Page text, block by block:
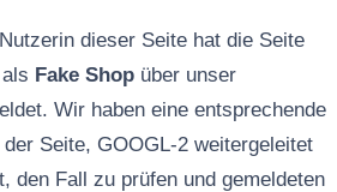
dieser Seite hat die Seite
Fake Shopüber unser
Wir haben eine entsprechende
Seite, GOOGL-2 weitergeleitet
den Fall zu prüfen und gemeldeten